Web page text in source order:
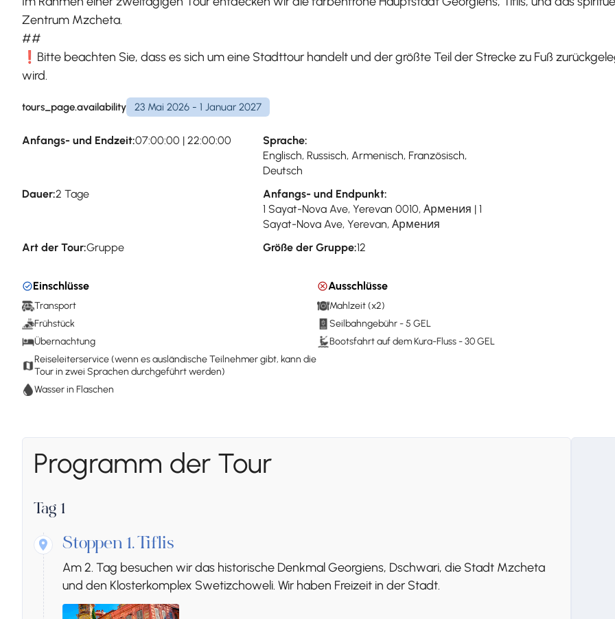
Zentrum Mzcheta.
##
❗Bitte beachten Sie, dass es sich um eine Stadttour handelt und der größte Teil der Strecke zu Fuß
wird.
tours_page.availability 23 Mai 2026 - 1 Januar 2027
Anfangs- und Endzeit:07:00:00 | 22:00:00
Sprache:
Englisch, Russisch, Armenisch, Französisch,
Deutsch
Dauer:2 Tage
Anfangs- und Endpunkt:
1 Sayat-Nova Ave, Yerevan 0010, Армения | 1
Sayat-Nova Ave, Yerevan, Армения
Art der Tour:Gruppe Größe der Gruppe:12
Einschlüsse
Transport
Frühstück
Übernachtung
Reiseleiterservice (wenn es ausländische Teilnehmer gibt, kann die
Tour in zwei Sprachen durchgeführt werden)
Wasser in Flaschen
Ausschlüsse
Mahlzeit (x2)
Seilbahngebühr - 5 GEL
Bootsfahrt auf dem Kura-Fluss - 30 GEL
Programm der Tour
Tag 1
Stoppen 1. Tiflis
Am 2. Tag besuchen wir das historische Denkmal Georgiens, Dschwari, die Stadt Mzcheta
und den Klosterkomplex Swetizchoweli. Wir haben Freizeit in der Stadt.